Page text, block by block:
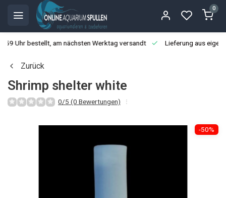
0
Uhr bestellt, am nächsten Werktag versandt Lieferung aus
Zurück
Shrimp shelter white
0/5 (0 Bewertungen)
-50%